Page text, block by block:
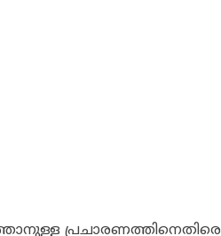
പ്രചാരണത്തിനെതിരെ